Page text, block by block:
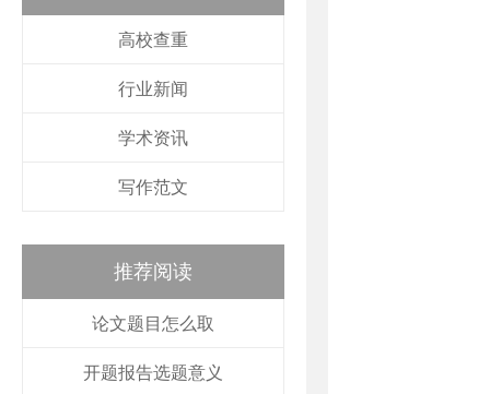
高校查重
行业新闻
学术资讯
写作范文
推荐阅读
论文题目怎么取
开题报告选题意义